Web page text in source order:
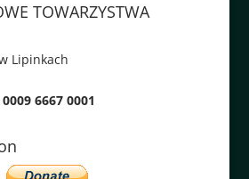
TOWARZYSTWA
Lipinkach
6667 0001